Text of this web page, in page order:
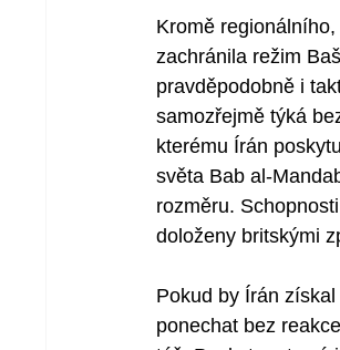
Kromě
zachránila režim
pravděpodobně i
samozřejmě týká
kterému Írán
světa Bab al-
rozměru.
doloženy britskými
Pokud by Írán
ponechat bez